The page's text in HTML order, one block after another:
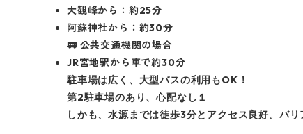
大観峰から：約25分
阿蘇神社から：約30分
🚃 公共交通機関の場合
JR宮地駅から車で約30分
駐車場は広く、大型バスの利用も OK ！
第2駐車場のあり、心配なし１
しかも、水源までは徒歩3分とアクセス良好。バ